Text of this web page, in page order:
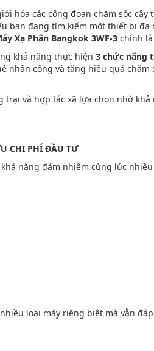
hóa các công đoạn chăm sóc
bạn đang tìm kiếm một thiết bị
Xạ Phân Bangkok 3WF-3 chính
khả năng thực hiện3 chức năng
nhân công và tăng hiệu quả
và hợp tác xã lựa chọn nhờ
CHI PHÍ ĐẦU TƯ
năng đảm nhiệm cùng lúc
loại máy riêng biệt mà vẫn